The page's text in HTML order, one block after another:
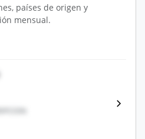
países de origen y
mensual.